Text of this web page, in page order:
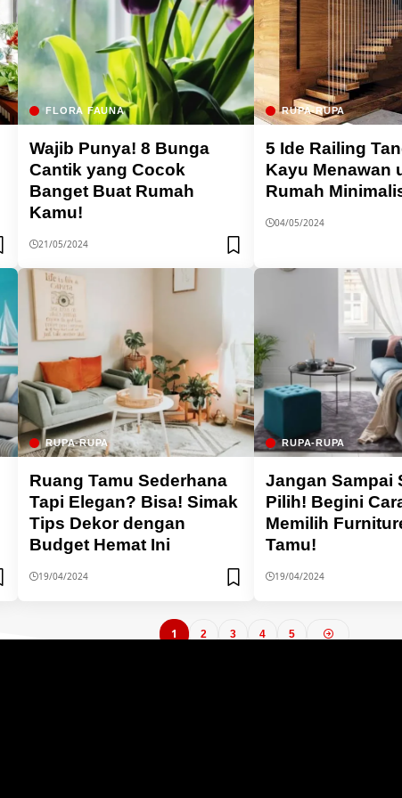
FLORA FAUNA
Wajib Punya! 8 Bunga
Cantik yang Cocok
Banget Buat Rumah
Kamu!
21/05/2024
RUPA-RUPA
5 Ide Railing
Kayu Menawan
Rumah
04/05/2024
RUPA-RUPA
Ruang Tamu Sederhana
Tapi Elegan? Bisa! Simak
Tips Dekor dengan
Budget Hemat Ini
19/04/2024
RUPA-RUPA
Jangan Sampai
Pilih! Begini
Memilih
Tamu!
19/04/2024
1 2 3 4 5